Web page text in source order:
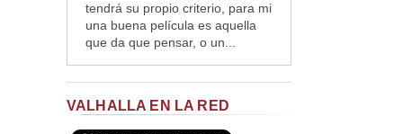
tendrá su propio criterio, para mi
una buena película es aquella
que da que pensar, o un...
VALHALLA EN LA RED